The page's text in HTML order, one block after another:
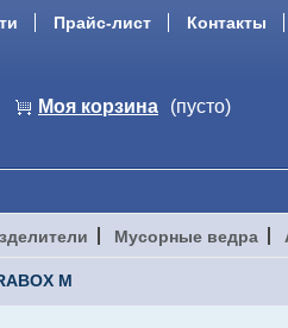
Прайс-лист Контакты
Моя корзина (пусто)
Мусорные ведра
M